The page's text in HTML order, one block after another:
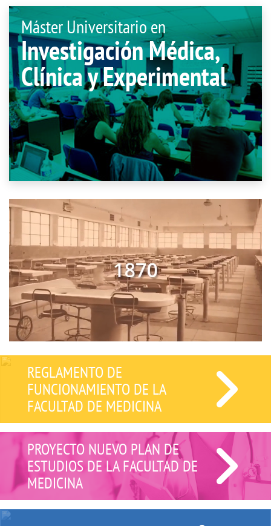
Máster Universitario en
Investigación Médica,
Clínica y Experimental
REGLAMENTO DE
FUNCIONAMIENTO DE LA
FACULTAD DE MEDICINA
PROYECTO NUEVO PLAN DE
ESTUDIOS DE LA FACULTAD DE
MEDICINA